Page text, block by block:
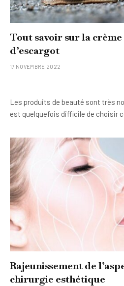
Tout savoir sur la crème
d’escargot
17 NOVEMBRE 2022
Les produits de beauté sont très
est quelquefois difficile de choisir
Rajeunissement de
chirurgie esthétique